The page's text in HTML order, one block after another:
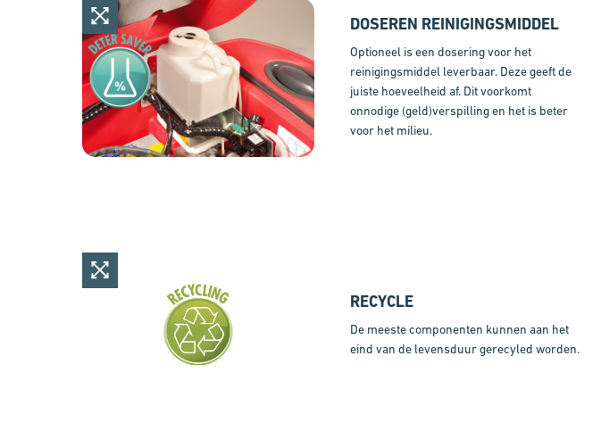
DOSEREN REINIGINGSMIDDEL
Optioneel is een dosering voor het
reinigingsmiddel leverbaar. Deze geeft de
juiste hoeveelheid af. Dit voorkomt
onnodige (geld)verspilling en het is beter
voor het milieu.
RECYCLE
De meeste componenten kunnen aan het
eind van de levensduur gerecyled worden.